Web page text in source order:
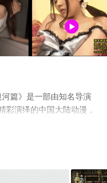
篇》是一部由知名导演
彩演绎的中国大陆动漫，
漫全集就上星辰电影